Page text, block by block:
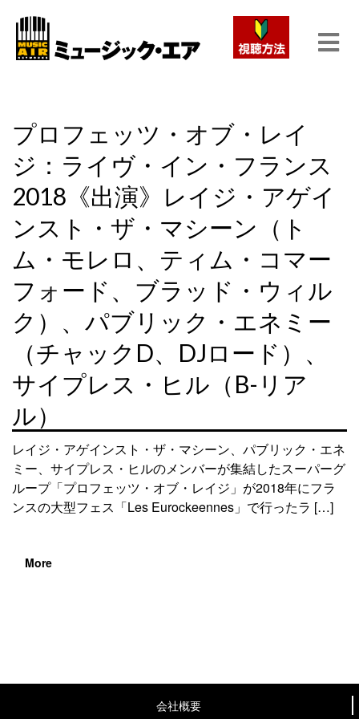
プロフェッツ・オブ・レイ
ジ：ライヴ・イン・フランス
2018《出演》レイジ・アゲイ
ンスト・ザ・マシーン（ト
ム・モレロ、ティム・コマー
フォード、ブラッド・ウィル
ク）、パブリック・エネミー
（チャックD、DJロード）、
サイプレス・ヒル（B-リア
ル）
レイジ・アゲインスト・ザ・マシーン、パブリック・エネ
ミー、サイプレス・ヒルのメンバーが集結したスーパーグ
ループ「プロフェッツ・オブ・レイジ」が2018年にフラ
ンスの大型フェス「Les Eurockeennes」で行ったラ […]
More
会社概要